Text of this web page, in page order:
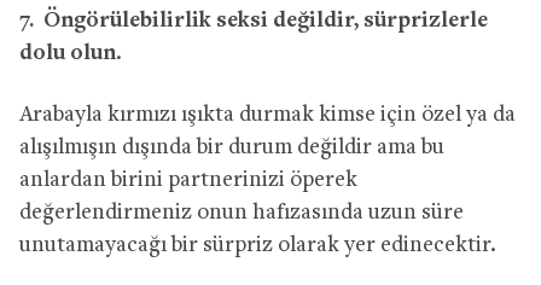
7. Öngörülebilirlik seksi değildir, sürprizlerle
dolu olun.
Arabayla kırmızı ışıkta durmak kimse için özel ya da
alışılmışın dışında bir durum değildir ama bu
anlardan birini partnerinizi öperek
değerlendirmeniz onun hafızasında uzun süre
unutamayacağı bir sürpriz olarak yer edinecektir.